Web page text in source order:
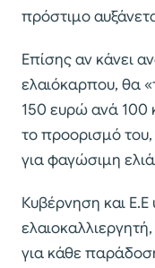
πρόστιμο
Επίσης αν κάνει
ελαιόκαρπου, θα
150 ευρώ ανά 100
το προορισμό
για φαγώσιμη
Κυβέρνηση και
ελαιοκαλλιεργητή,
για κάθε